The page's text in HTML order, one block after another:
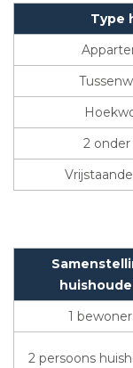
Type
2 onder
1 bewoner
2 persoons